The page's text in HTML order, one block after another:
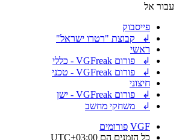
עבור אל
פייסבוק
↲ קבוצת "רטרו ישראל"
ראשי
↲ פורום VGFreak - כללי
↲ פורום VGFreak - טכני
חיצוני
↲ פורום VGFreak - ישן
↲ משחקי מחשב
VGF פורומים
כל הזמנים הם UTC+03:00